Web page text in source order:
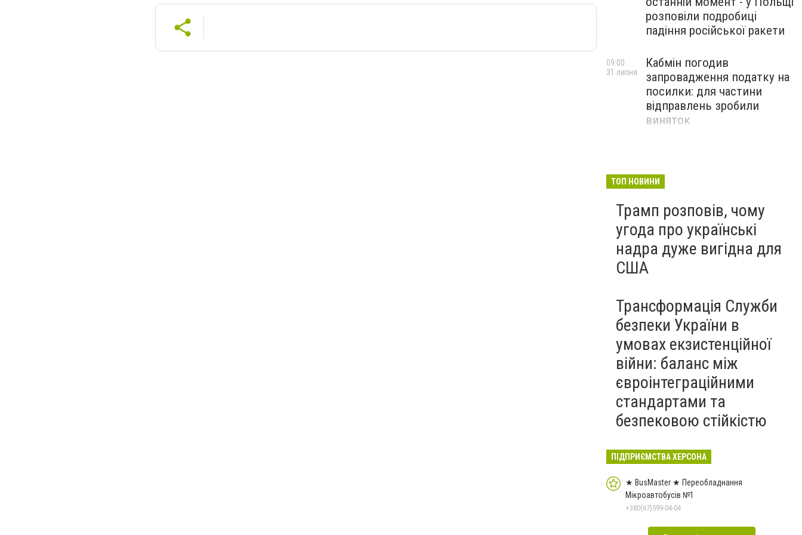
розповіли подробиці
падіння російської ракети
Кабмін погодив
запровадження податку на
посилки: для частини
відправлень зробили
виняток
09:00
31 липня
доброчесності й
ТОП НОВИНИ
Трамп розповів, чому
угода про українські
надра дуже вигідна для
США
Трансформація Служби
безпеки України в
умовах екзистенційної
війни: баланс між
євроінтеграційними
стандартами та
безпековою стійкістю
ПІДПРИЄМСТВА ХЕРСОНА
★ BusMaster ★ Переобладнання
Мікроавтобусів №1
+380(67)599-04-04